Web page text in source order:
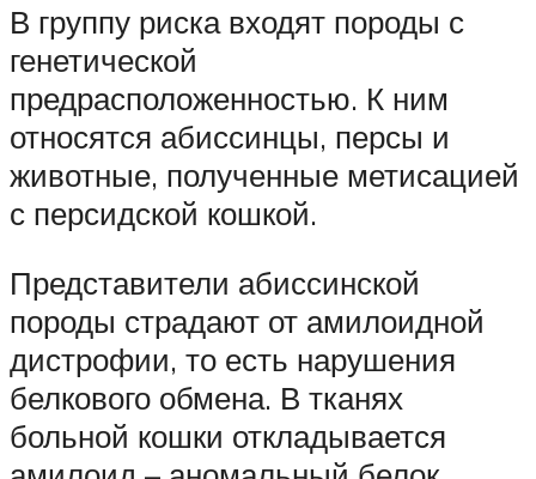
В группу риска входят породы с
генетической
предрасположенностью. К ним
относятся абиссинцы, персы и
животные, полученные метисацией
с персидской кошкой.
Представители абиссинской
породы страдают от амилоидной
дистрофии, то есть нарушения
белкового обмена. В тканях
больной кошки откладывается